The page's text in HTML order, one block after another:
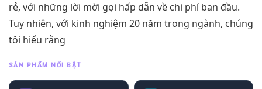
rẻ, với những lời mời gọi hấp dẫn về chi phí ban đầu.
Tuy nhiên, với kinh nghiệm 20 năm trong ngành, chúng
tôi hiểu rằng
SẢN PHẨM NỔI BẬT